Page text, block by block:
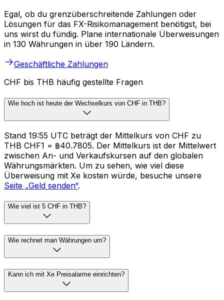
Egal, ob du grenzüberschreitende Zahlungen oder
Lösungen für das FX-Risikomanagement benötigst, bei
uns wirst du fündig. Plane internationale Überweisungen
in 130 Währungen in über 190 Ländern.
Geschäftliche Zahlungen
CHF bis THB häufig gestellte Fragen
Wie hoch ist heute der Wechselkurs von CHF in THB?
Stand 19:55 UTC beträgt der Mittelkurs von CHF zu
THB CHF1 = ฿40.7805. Der Mittelkurs ist der Mittelwert
zwischen An- und Verkaufskursen auf den globalen
Währungsmärkten. Um zu sehen, wie viel diese
Überweisung mit Xe kosten würde, besuche unsere
Seite „Geld senden“.
Wie viel ist 5 CHF in THB?
Wie rechnet man Währungen um?
Kann ich mit Xe Preisalarme einrichten?